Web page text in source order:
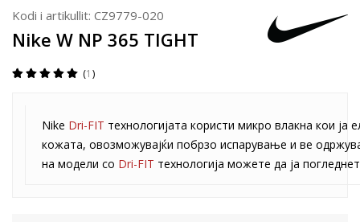
Kodi i artikullit: CZ9779-020
Nike W NP 365 TIGHT
1
Nike Dri-FIT технологијата користи микро влакна кои ја
кожата, овозможувајќи побрзо испарување и ве
на модели со Dri-FIT технологија можете да ја